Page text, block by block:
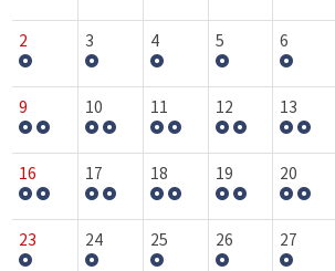
2 3 4 5 6
9 10 11 12 13
16 17 18 19 20
23 24 25 26 27